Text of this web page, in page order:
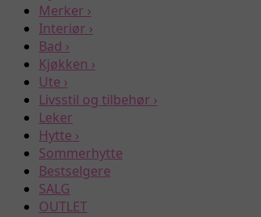
Merker ›
Interiør ›
Bad ›
Kjøkken ›
Ute ›
Livsstil og tilbehør ›
Leker
Hytte ›
Sommerhytte
Bestselgere
SALG
OUTLET